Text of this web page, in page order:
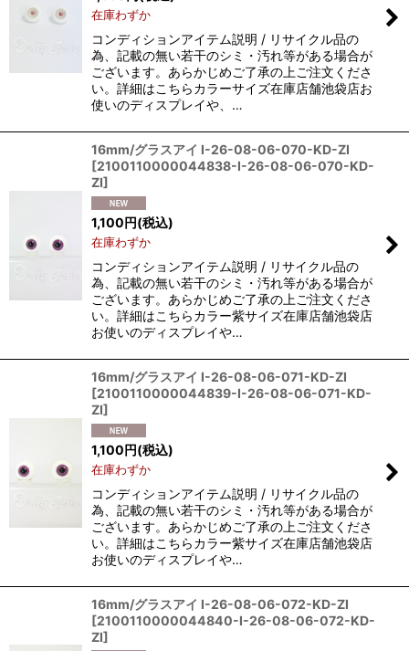
在庫わずか
コンディションアイテム説明 / リサイクル品の
為、記載の無い若干のシミ・汚れ等がある場合が
ございます。あらかじめご了承の上ご注文くださ
い。詳細はこちらカラーサイズ在庫店舗池袋店お
使いのディスプレイや、…
16mm/グラスアイ I-26-08-06-070-KD-ZI
[2100110000044838-I-26-08-06-070-KD-
ZI]
1,100円(税込)
在庫わずか
コンディションアイテム説明 / リサイクル品の
為、記載の無い若干のシミ・汚れ等がある場合が
ございます。あらかじめご了承の上ご注文くださ
い。詳細はこちらカラー紫サイズ在庫店舗池袋店
お使いのディスプレイや…
16mm/グラスアイ I-26-08-06-071-KD-ZI
[2100110000044839-I-26-08-06-071-KD-
ZI]
1,100円(税込)
在庫わずか
コンディションアイテム説明 / リサイクル品の
為、記載の無い若干のシミ・汚れ等がある場合が
ございます。あらかじめご了承の上ご注文くださ
い。詳細はこちらカラー紫サイズ在庫店舗池袋店
お使いのディスプレイや…
16mm/グラスアイ I-26-08-06-072-KD-ZI
[2100110000044840-I-26-08-06-072-KD-
ZI]